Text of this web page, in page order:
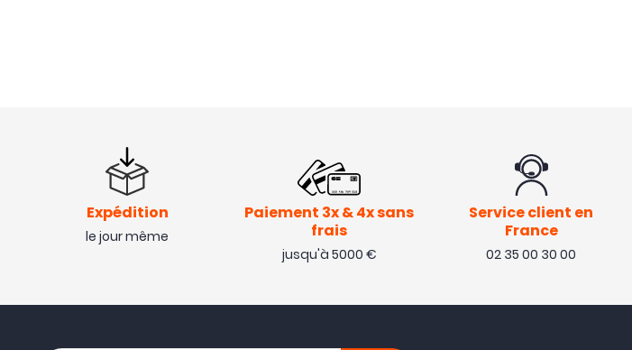
Expédition
le jour même
Paiement 3x & 4x sans
frais
jusqu'à 5000 €
Service client en
France
02 35 00 30 00